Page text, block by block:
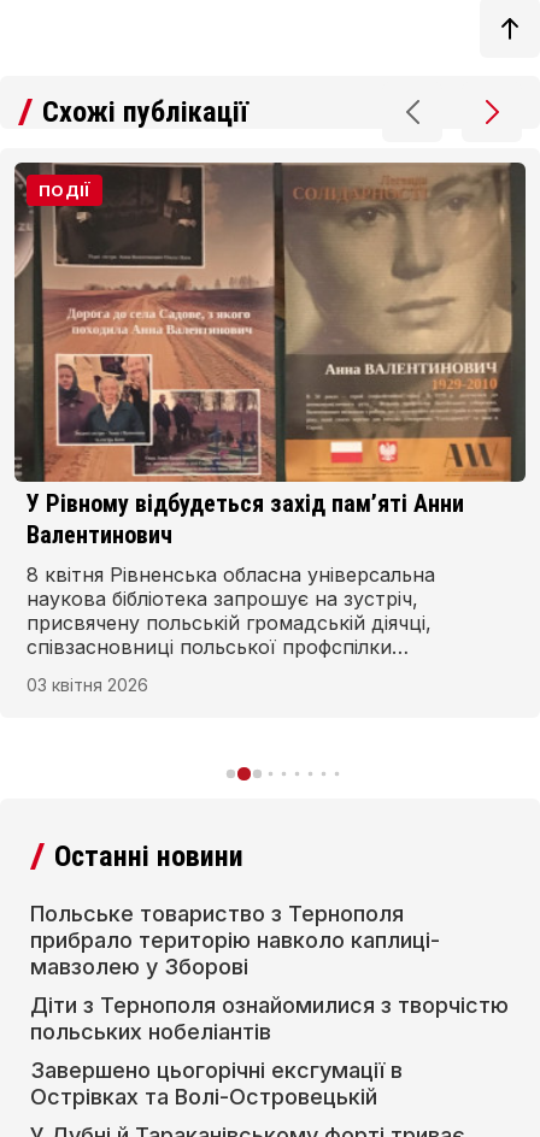
Схожі публікації
ПОДІЇ
У Рівному відбудеться захід пам’яті Анни
Валентинович
8 квітня Рівненська обласна універсальна
наукова бібліотека запрошує на зустріч,
присвячену польській громадській діячці,
співзасновниці польської профспілки
03 квітня 2026
Останні новини
Польське товариство з Тернополя
прибрало територію навколо каплиці-
мавзолею у Зборові
Діти з Тернополя ознайомилися з творчістю
польських нобеліантів
Завершено цьогорічні ексгумації в
Острівках та Волі-Островецькій